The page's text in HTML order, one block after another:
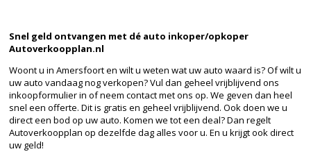
Snel geld ontvangen met dé auto inkoper/opkoper
Autoverkoopplan.nl
Woont u in Amersfoort en wilt u weten wat uw auto waard is? Of wilt u
uw auto vandaag nog verkopen? Vul dan geheel vrijblijvend ons
inkoopformulier in of neem contact met ons op. We geven dan heel
snel een offerte. Dit is gratis en geheel vrijblijvend. Ook doen we u
direct een bod op uw auto. Komen we tot een deal? Dan regelt
Autoverkoopplan op dezelfde dag alles voor u. En u krijgt ook direct
uw geld!